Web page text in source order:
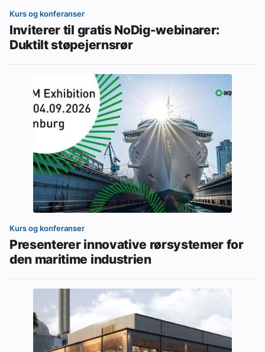
Kurs og konferanser
Inviterer til gratis NoDig-webinarer:
Duktilt støpejernsrør
Kurs og konferanser
Presenterer innovative rørsystemer for
den maritime industrien